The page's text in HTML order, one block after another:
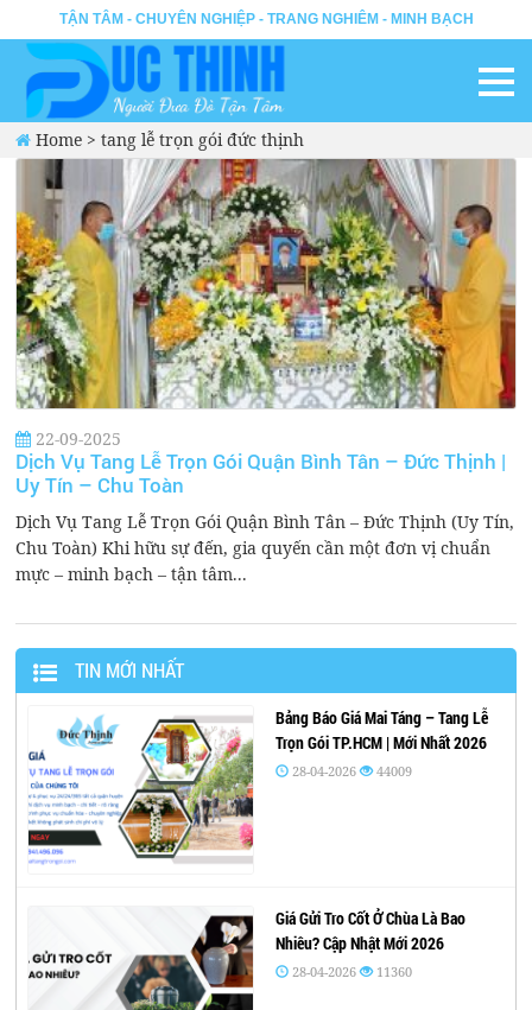
TẬN TÂM - CHUYÊN NGHIỆP - TRANG NGHIÊM - MINH BẠCH
Home >tang lễ trọn gói đức thịnh
22-09-2025
Dịch Vụ Tang Lễ Trọn Gói Quận Bình Tân – Đức Thịnh |
Uy Tín – Chu Toàn
Dịch Vụ Tang Lễ Trọn Gói Quận Bình Tân – Đức Thịnh (Uy Tín,
Chu Toàn) Khi hữu sự đến, gia quyến cần một đơn vị chuẩn
mực – minh bạch – tận tâm...
TIN MỚI NHẤT
Bảng Báo Giá Mai Táng – Tang Lễ
Trọn Gói TP.HCM | Mới Nhất 2026
28-04-2026 44009
Giá Gửi Tro Cốt Ở Chùa Là Bao
Nhiêu? Cập Nhật Mới 2026
28-04-2026 11360